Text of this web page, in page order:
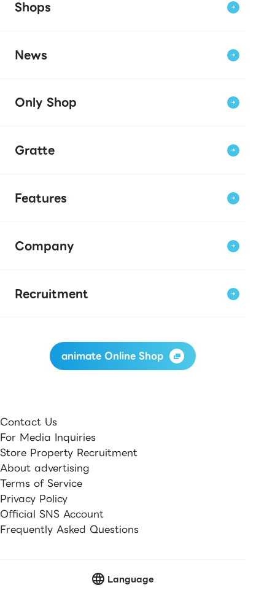
Shops
News
Only Shop
Gratte
Features
Company
Recruitment
animate Online Shop
Contact Us
For Media Inquiries
Store Property Recruitment
About advertising
Terms of Service
Privacy Policy
Official SNS Account
Frequently Asked Questions
Language